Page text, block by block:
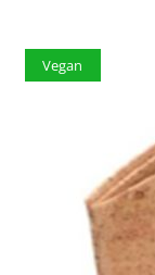
Vegan